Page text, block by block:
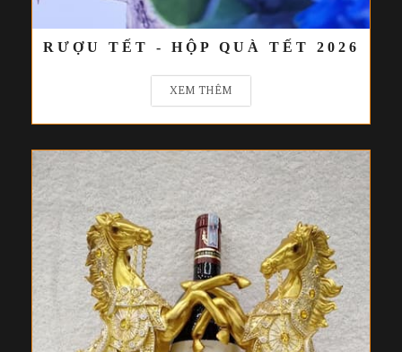
RƯỢU TẾT - HỘP QUÀ TẾT 2026
XEM THÊM